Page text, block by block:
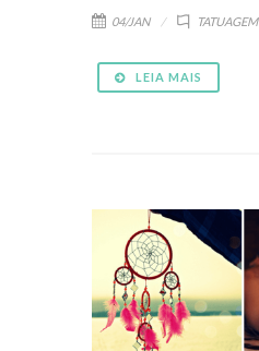
04/JAN TATUAGEM
LEIA MAIS